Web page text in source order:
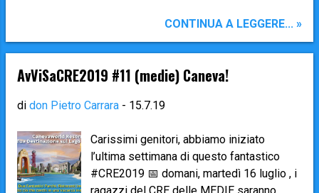
nei primi posti davanti sul Bus. Occorrono
(costume, c...
scendere a Brembilla tramite la mulattiera.
Sant’Antonio invece si troveranno
direttamente nel cortile dell’Oratorio di
Brembilla per le 10.10 . Una volta riuniti
tutti assieme partiremo alle 10.30 a piedi
trascorreremo la giornata con tanti giochi
tutti assieme. Occorre portare il pranzo al
sacco da casa. ➥ Saremo di nuovo a
Brembilla per le 18.00 (a Laxolo per le
CONTINUA A LEGGERE... »
AvViSaCRE2019 #11 (medie) Caneva!
di don Pietro Carrara - 15.7.19
Carissimi genitori, abbiamo iniziato
l’ultima settimana di questo fantastico
#CRE2019 📅 domani, martedì 16 luglio , i